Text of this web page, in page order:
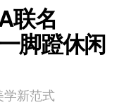
联名
脚蹬休闲
新范式